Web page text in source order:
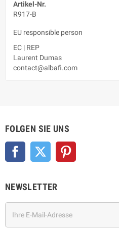
Artikel-Nr.
R917-B
EU responsible person
EC | REP
Laurent Dumas
contact@albafi.com
FOLGEN SIE UNS
FacebookTwitter
NEWSLETTER